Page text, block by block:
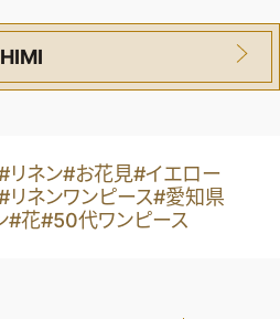
リネン#お花見#イエロー
リネンワンピース#愛知県
#花#50代ワンピース